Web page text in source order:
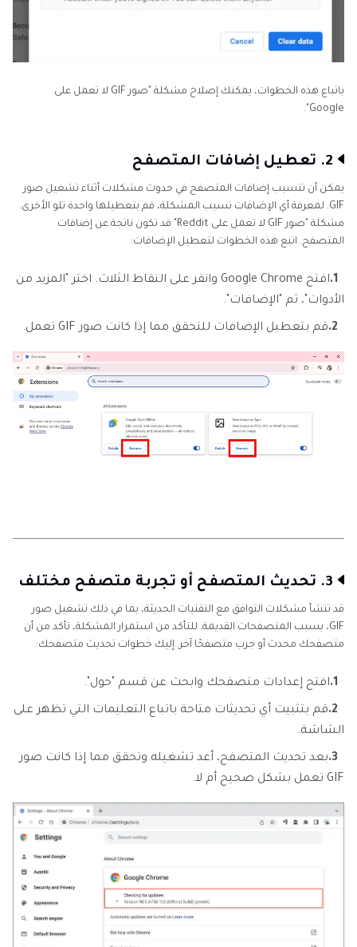
باتباع هذه الخطوات، يمكنك إصلاح مشكلة "صور GIF لا تعمل على
Google".
2. تعطيل إضافات المتصفح
يمكن أن تتسبب إضافات المتصفح في حدوث مشكلات أثناء تشغيل صور
GIF. لمعرفة أي الإضافات تسبب المشكلة، قم بتعطيلها واحدة تلو الأخرى.
مشكلة "صور GIF لا تعمل على Reddit" قد تكون ناتجة عن إضافات
المتصفح. اتبع هذه الخطوات لتعطيل الإضافات:
1.
افتح Google Chrome وانقر على النقاط الثلاث. اختر "المزيد من
الأدوات"، ثم "الإضافات".
2. قم بتعطيل الإضافات للتحقق مما إذا كانت صور GIF تعمل.
3. تحديث المتصفح أو تجربة متصفح مختلف
قد تنشأ مشكلات التوافق مع التقنيات الحديثة، بما في ذلك تشغيل صور
GIF، بسبب المتصفحات القديمة. للتأكد من استمرار المشكلة، تأكد من أن
متصفحك محدث أو جرب متصفحًا آخر. إليك خطوات تحديث متصفحك:
1. افتح إعدادات متصفحك وابحث عن قسم "حول".
2. قم بتثبيت أي تحديثات متاحة باتباع التعليمات التي تظهر على
الشاشة.
3. بعد تحديث المتصفح، أعد تشغيله وتحقق مما إذا كانت صور
GIF تعمل بشكل صحيح أم لا.